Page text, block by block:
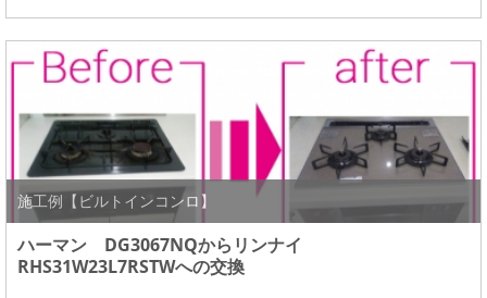
施工例【ビルトインコンロ】
ハーマン DG3067NQからリンナイ
RHS31W23L7RSTWへの交換